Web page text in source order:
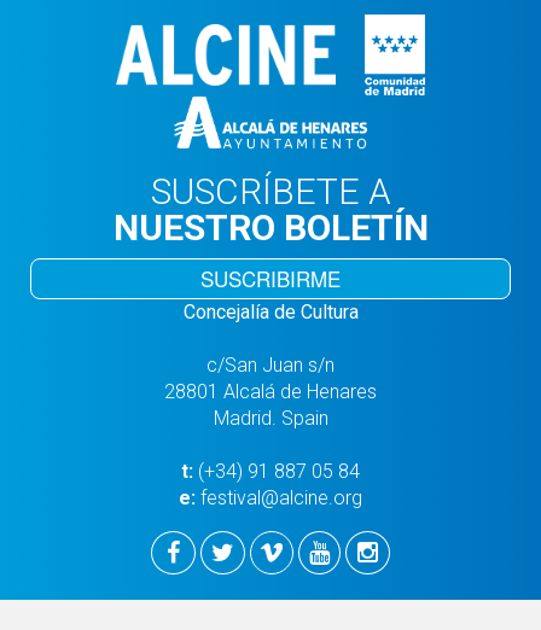
SUSCRÍBETE A
NUESTRO BOLETÍN
SUSCRIBIRME
Concejalía de Cultura
c/San Juan s/n
28801 Alcalá de Henares
Madrid. Spain
t: (+34) 91 887 05 84
e: festival@alcine.org